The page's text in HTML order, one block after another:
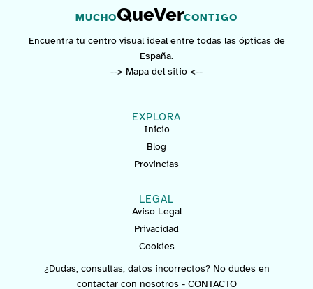
MUCHOQueVerCONTIGO
Encuentra tu centro visual ideal entre todas las ópticas de
España.
--> Mapa del sitio <--
EXPLORA
Inicio
Blog
Provincias
LEGAL
Aviso Legal
Privacidad
Cookies
¿Dudas, consultas, datos incorrectos? No dudes en
contactar con nosotros - CONTACTO